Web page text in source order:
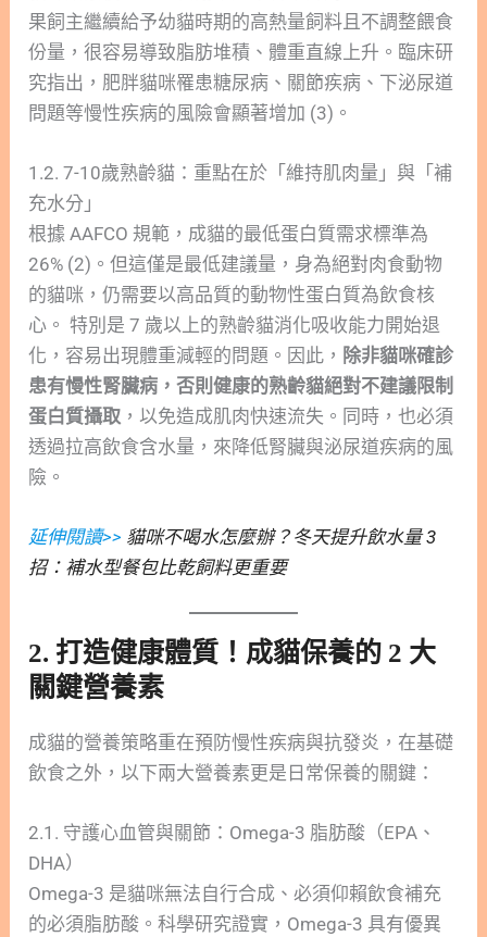
果飼主繼續給予幼貓時期的高熱量飼料且不調整餵食
份量，很容易導致脂肪堆積、體重直線上升。臨床研
究指出，肥胖貓咪罹患糖尿病、關節疾病、下泌尿道
問題等慢性疾病的風險會顯著增加 (3)。
1.2. 7-10歲熟齡貓：重點在於「維持肌肉量」與「補
充水分」
根據 AAFCO 規範，成貓的最低蛋白質需求標準為
26% (2)。但這僅是最低建議量，身為絕對肉食動物
的貓咪，仍需要以高品質的動物性蛋白質為飲食核
心。 特別是 7 歲以上的熟齡貓消化吸收能力開始退
化，容易出現體重減輕的問題。因此， 除非貓咪確診
患有慢性腎臟病，否則健康的熟齡貓絕對不建議限制
蛋白質攝取 ，以免造成肌肉快速流失。同時，也必須
透過拉高飲食含水量，來降低腎臟與泌尿道疾病的風
險。
延伸閱讀>> 貓咪不喝水怎麼辦？冬天提升飲水量 3
招：補水型餐包比乾飼料更重要
2. 打造健康體質！成貓保養的 2 大
關鍵營養素
成貓的營養策略重在預防慢性疾病與抗發炎，在基礎
飲食之外，以下兩大營養素更是日常保養的關鍵：
2.1. 守護心血管與關節：Omega-3 脂肪酸（EPA、
DHA）
Omega-3 是貓咪無法自行合成、必須仰賴飲食補充
的必須脂肪酸。科學研究證實，Omega-3 具有優異